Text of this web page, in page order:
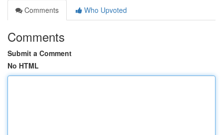
Comments
Who Upvoted
Comments
Submit a Comment
No HTML